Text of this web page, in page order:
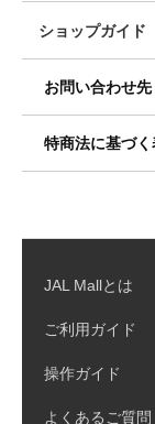
ショップガイド
お問い合わせ先
特商法に基づく
JAL Mallとは
ご利用ガイド
操作ガイド
よくあるご質